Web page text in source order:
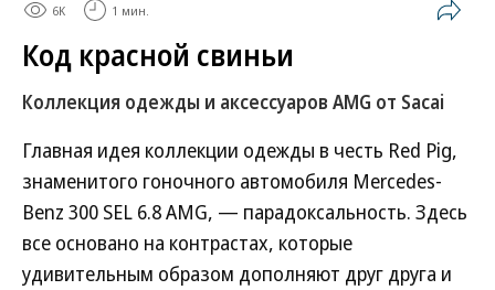
6K 1 мин.
Код красной свиньи
Коллекция одежды и аксессуаров AMG от Sacai
Главная идея коллекции одежды в честь Red Pig,
знаменитого гоночного автомобиля Mercedes-
Benz 300 SEL 6.8 AMG, — парадоксальность. Здесь
все основано на контрастах, которые
удивительным образом дополняют друг друга и